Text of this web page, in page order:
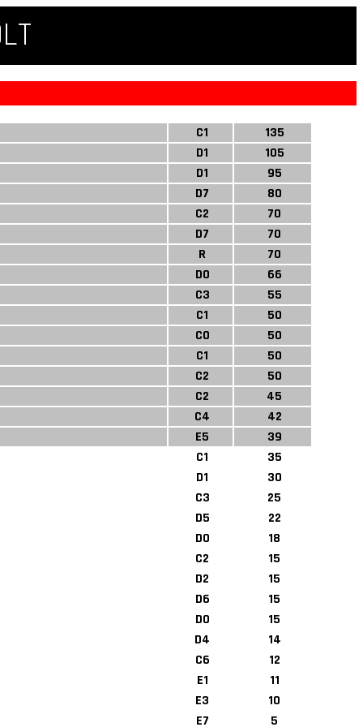
C1
135
D1
105
D1
95
D7
80
C2
70
D7
70
R
70
D0
66
C3
55
C1
50
C0
50
C1
50
C2
50
C2
45
C4
42
E5
39
C1
35
D1
30
C3
25
D5
22
D0
18
C2
15
D2
15
D6
15
D0
15
D4
14
C6
12
E1
11
E3
10
E7
5